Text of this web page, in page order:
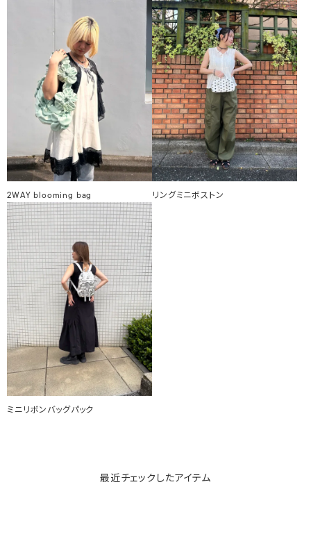
2WAY blooming bag リングミニボストン
ミニリボンバッグパック
最近チェックしたアイテム